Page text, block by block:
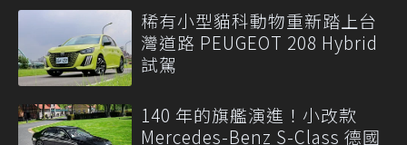
稀有小型貓科動物重新踏上台
灣道路 PEUGEOT 208 Hybrid
試駕
140 年的旗艦演進！小改款
Mercedes-Benz S-Class 德國